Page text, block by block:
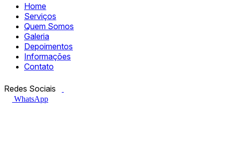
Home
Serviços
Quem Somos
Galeria
Depoimentos
Informações
Contato
Redes Sociais
WhatsApp